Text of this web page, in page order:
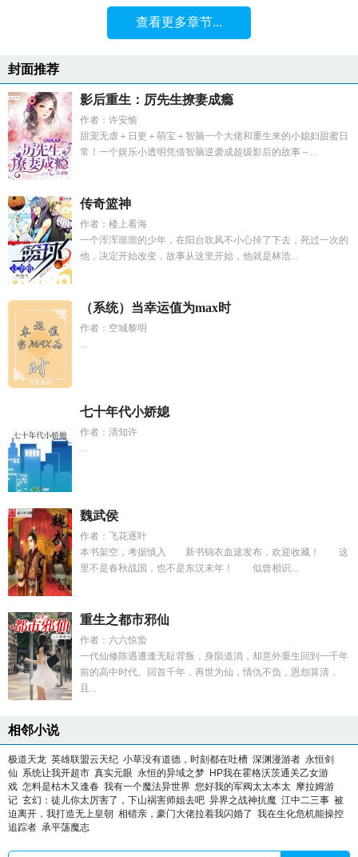
查看更多章节...
封面推荐
影后重生：厉先生撩妻成瘾
作者：许安愉
甜宠无虐＋日更＋萌宝＋智脑一个大佬和重生来的小媳妇甜蜜日
常！一个娱乐小透明凭借智脑逆袭成超级影后的故事～...
传奇篮神
作者：楼上看海
一个浑浑噩噩的少年，在阳台吹风不小心掉了下去，死过一次的
他，决定开始改变，故事从这里开始，他就是林浩...
（系统）当幸运值为max时
作者：空城黎明
...
七十年代小娇媳
作者：清知许
...
魏武侯
作者：飞花逐叶
本书架空，考据慎入 新书锦衣血途发布，欢迎收藏！ 这
里不是春秋战国，也不是东汉末年！ 似曾相识...
重生之都市邪仙
作者：六六惊蛰
一代仙修陈遇遭逢无耻背叛，身陨道消，却意外重生回到一千年
前的高中时代。回首千年，再世为仙，情仇不负，恩怨算清，
且...
相邻小说
极道天龙 英雄联盟云天纪 小草没有道德，时刻都在吐槽 深渊漫游者 永恒剑
仙 系统让我开超市 真实元眼 永恒的异域之梦 HP我在霍格沃茨通关乙女游
戏 怎料是枯木又逢春 我有一个魔法异世界 您好我的军阀太太本太 摩拉姆游
记 玄幻：徒儿你太厉害了，下山祸害师姐去吧 异界之战神抗魔 江中二三事 被
迫离开，我打造无上皇朝 相错亲，豪门大佬拉着我闪婚了 我在生化危机能操控
追踪者 承平荡魔志